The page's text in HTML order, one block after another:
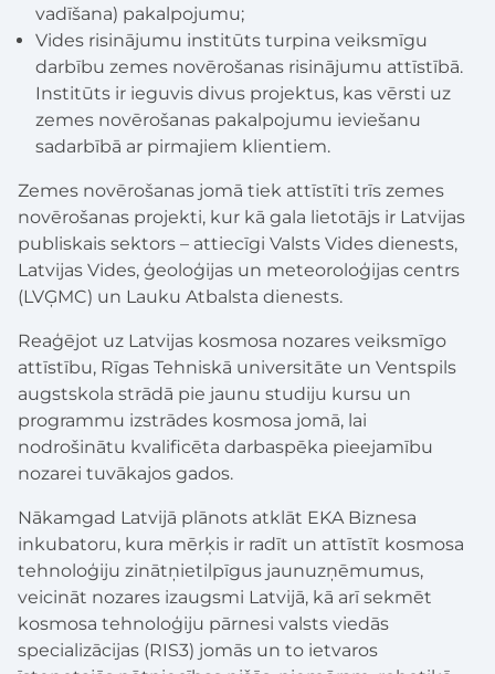
vadīšana) pakalpojumu;
Vides risinājumu institūts turpina veiksmīgu
darbību zemes novērošanas risinājumu attīstībā.
Institūts ir ieguvis divus projektus, kas vērsti uz
zemes novērošanas pakalpojumu ieviešanu
sadarbībā ar pirmajiem klientiem.
Zemes novērošanas jomā tiek attīstīti trīs zemes
novērošanas projekti, kur kā gala lietotājs ir Latvijas
publiskais sektors – attiecīgi Valsts Vides dienests,
Latvijas Vides, ģeoloģijas un meteoroloģijas centrs
(LVĢMC) un Lauku Atbalsta dienests.
Reaģējot uz Latvijas kosmosa nozares veiksmīgo
attīstību, Rīgas Tehniskā universitāte un Ventspils
augstskola strādā pie jaunu studiju kursu un
programmu izstrādes kosmosa jomā, lai
nodrošinātu kvalificēta darbaspēka pieejamību
nozarei tuvākajos gados.
Nākamgad Latvijā plānots atklāt EKA Biznesa
inkubatoru, kura mērķis ir radīt un attīstīt kosmosa
tehnoloģiju zinātņietilpīgus jaunuzņēmumus,
veicināt nozares izaugsmi Latvijā, kā arī sekmēt
kosmosa tehnoloģiju pārnesi valsts viedās
specializācijas (RIS3) jomās un to ietvaros